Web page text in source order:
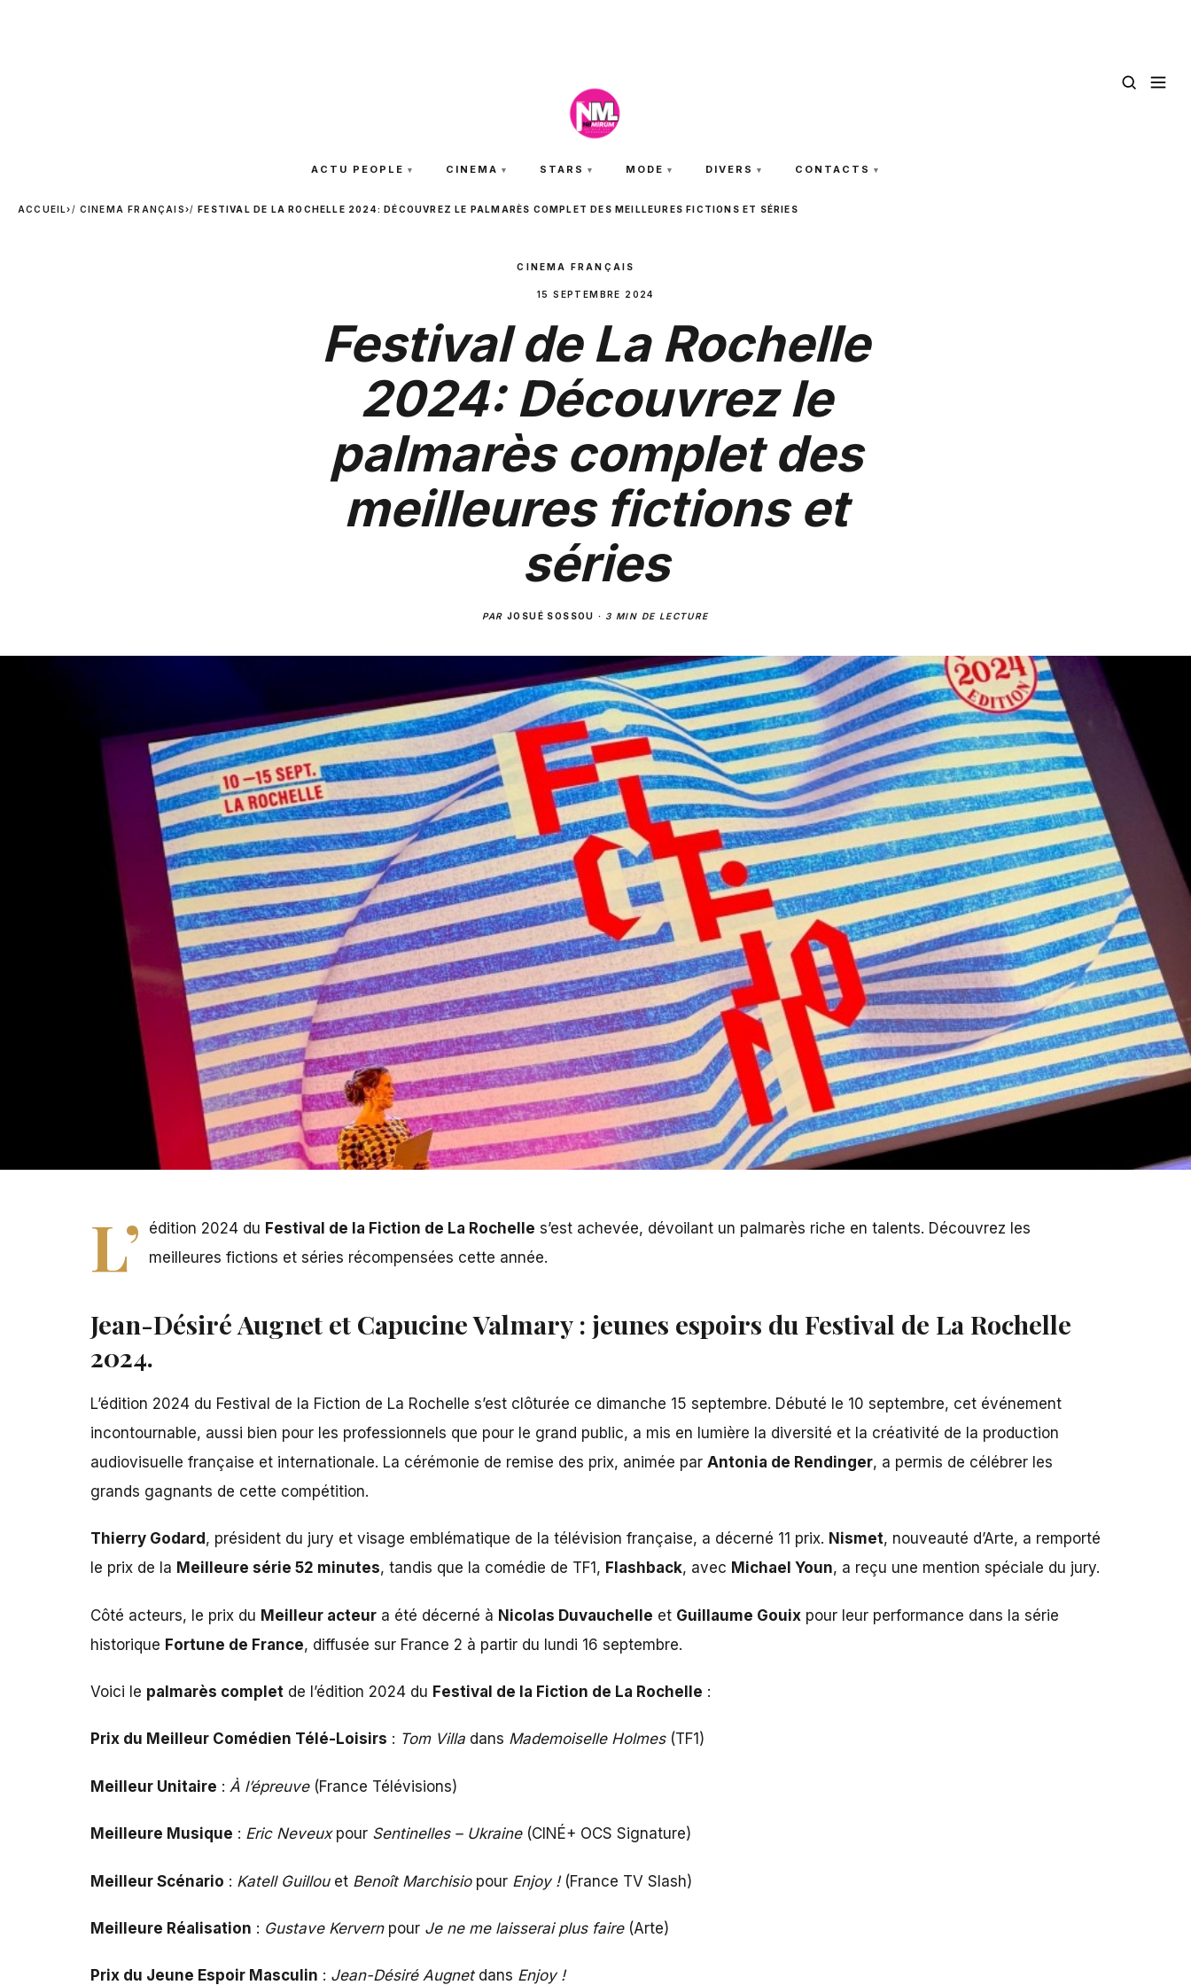
ACTU PEOPLE CINEMA STARS MODE DIVERS CONTACTS
ACCUEIL› CINEMA FRANÇAIS› FESTIVAL DE LA ROCHELLE 2024: DÉCOUVREZ LE PALMARÈS COMPLET DES MEILLEURES FICTIONS ET SÉRIES
CINEMA FRANÇAIS
15 SEPTEMBRE 2024
Festival de La Rochelle
2024: Découvrez le
palmarès complet des
meilleures fictions et
séries
PARJOSUÉ SOSSOU · 3 MIN DE LECTURE
L’ édition 2024 du Festival de la Fiction de La Rochelle s’est achevée, dévoilant un palmarès riche en talents. Découvrez les
meilleures fictions et séries récompensées cette année.
Jean-Désiré Augnet et Capucine Valmary : jeunes espoirs du Festival de La Rochelle
2024.
L’édition 2024 du Festival de la Fiction de La Rochelle s’est clôturée ce dimanche 15 septembre. Débuté le 10 septembre, cet événement
incontournable, aussi bien pour les professionnels que pour le grand public, a mis en lumière la diversité et la créativité de la production
audiovisuelle française et internationale. La cérémonie de remise des prix, animée par Antonia de Rendinger, a permis de célébrer les
grands gagnants de cette compétition.
Thierry Godard , président du jury et visage emblématique de la télévision française, a décerné 11 prix. Nismet, nouveauté d’Arte, a remporté
le prix de la Meilleure série 52 minutes, tandis que la comédie de TF1, Flashback, avec Michael Youn, a reçu une mention spéciale du jury.
Côté acteurs, le prix du Meilleur acteur a été décerné à Nicolas Duvauchelle et Guillaume Gouix pour leur performance dans la série
historique Fortune de France, diffusée sur France 2 à partir du lundi 16 septembre.
Voici le palmarès complet de l’édition 2024 du Festival de la Fiction de La Rochelle :
Prix du Meilleur Comédien Télé-Loisirs : Tom Villa dans Mademoiselle Holmes(TF1)
Meilleur Unitaire : À l’épreuve(France Télévisions)
Meilleure Musique : Eric Neveuxpour Sentinelles – Ukraine(CINÉ+ OCS Signature)
Meilleur Scénario : Katell Guillouet Benoît Marchisiopour Enjoy !(France TV Slash)
Meilleure Réalisation : Gustave Kervernpour Je ne me laisserai plus faire(Arte)
Prix du Jeune Espoir Masculin : Jean-Désiré Augnetdans Enjoy !